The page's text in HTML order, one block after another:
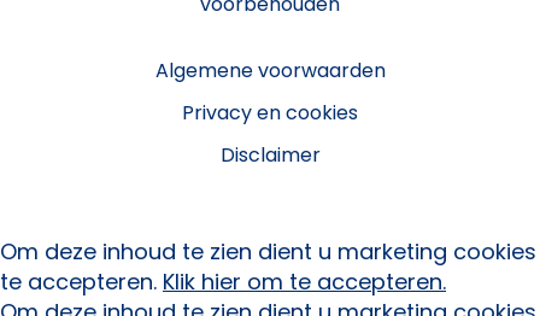
Algemene voorwaarden
Privacy en cookies
Disclaimer
Om deze inhoud te zien dient u marketing cookies
te accepteren. Klik hier om te accepteren.